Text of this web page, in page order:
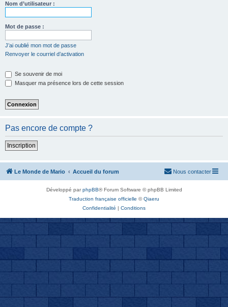
Nom d’utilisateur :
Mot de passe :
J’ai oublié mon mot de passe
Renvoyer le courriel d’activation
Se souvenir de moi
Masquer ma présence lors de cette session
Pas encore de compte ?
Inscription
Le Monde de Mario Accueil du forum Nous contacter
Développé parphpBB® Forum Software © phpBB Limited
Traduction française officielle ©Qiaeru
Confidentialité | Conditions